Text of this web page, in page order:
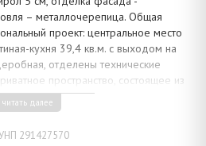
– металлочерепица. Общая
проект: центральное место
кухня 39,4 кв.м. с выходом на
отделены технические
пространство, состоящее из
- скважина с системой очистки
читать далее
291427570